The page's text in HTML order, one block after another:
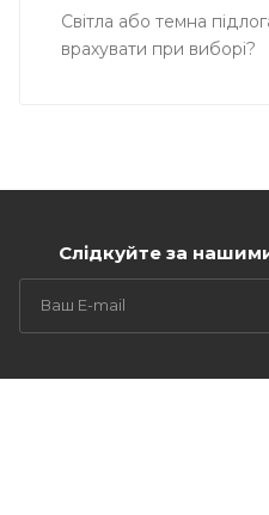
Світла або темна
врахувати при виборі?
Слідкуйте за